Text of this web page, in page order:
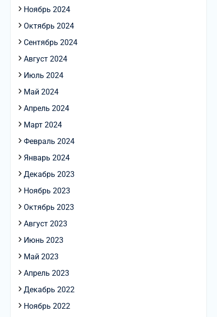
Ноябрь 2024
Октябрь 2024
Сентябрь 2024
Август 2024
Июль 2024
Май 2024
Апрель 2024
Март 2024
Февраль 2024
Январь 2024
Декабрь 2023
Ноябрь 2023
Октябрь 2023
Август 2023
Июнь 2023
Май 2023
Апрель 2023
Декабрь 2022
Ноябрь 2022